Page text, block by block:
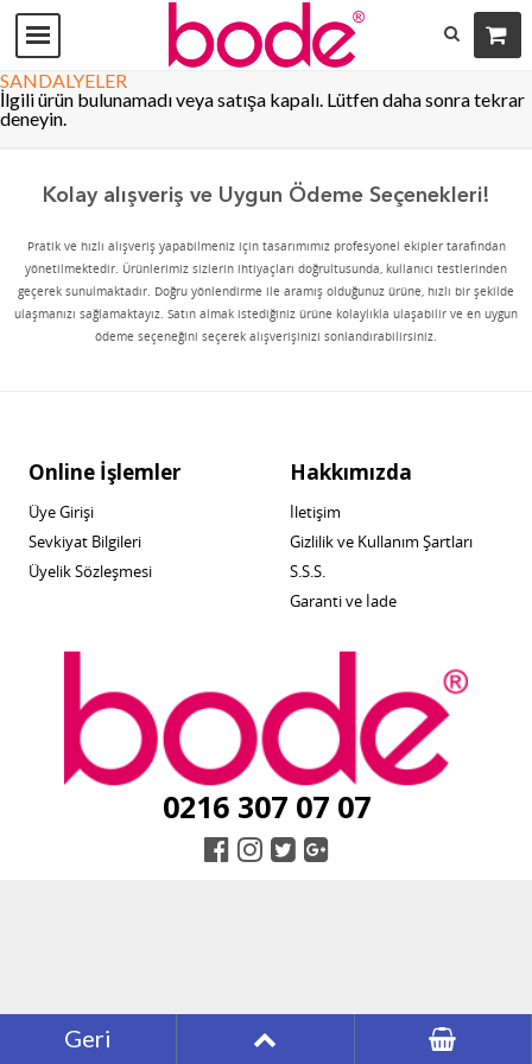
SANDALYELER
İlgili ürün bulunamadı veya satışa kapalı. Lütfen daha sonra tekrar
deneyin.
Kolay alışveriş ve Uygun Ödeme Seçenekleri!
Pratik ve hızlı alışveriş yapabilmeniz için tasarımımız profesyonel ekipler tarafından
yönetilmektedir. Ürünlerimiz sizlerin ihtiyaçları doğrultusunda, kullanıcı testlerinden
geçerek sunulmaktadır. Doğru yönlendirme ile aramış olduğunuz ürüne, hızlı bir şekilde
ulaşmanızı sağlamaktayız. Satın almak istediğiniz ürüne kolaylıkla ulaşabilir ve en uygun
ödeme seçeneğini seçerek alışverişinizi sonlandırabilirsiniz.
Online İşlemler
Üye Girişi
Sevkiyat Bilgileri
Üyelik Sözleşmesi
Hakkımızda
İletişim
Gizlilik ve Kullanım Şartları
S.S.S.
Garanti ve İade
0216 307 07 07
Geri